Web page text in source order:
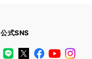
公式SNS
LINE X Facebook
YouTube